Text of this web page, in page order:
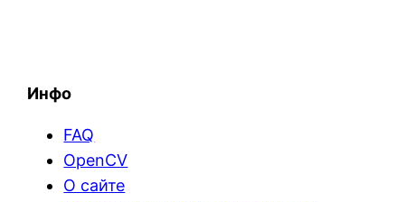
Инфо
FAQ
OpenCV
О сайте